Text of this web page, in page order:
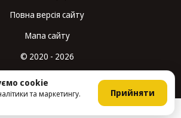
Повна версія сайту
Мапа сайту
© 2020 - 2026
з Хорошоп
cookie
та маркетингу.
Прийняти